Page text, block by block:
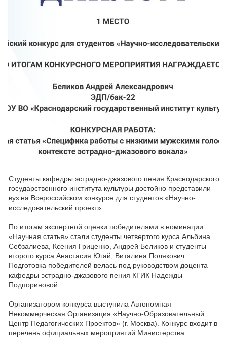
Студенты кафедры эстрадно-джазового пения Краснодарского
государственного института культуры достойно представили
вуз на Всероссийском конкурсе для студентов «Научно-
исследовательский проект».
По итогам экспертной оценки победителями в номинации
«Научная статья» стали студенты четвертого курса Альбина
Себзалиева, Ксения Гриценко, Андрей Беликов и студенты
второго курса Анастасия Югай, Виталина Полякович.
Подготовка победителей велась под руководством доцента
кафедры эстрадно-джазового пения КГИК Надежды
Подпориновой.
Организатором конкурса выступила Автономная
Некоммерческая Организация «Научно-Образовательный
Центр Педагогических Проектов» (г. Москва). Конкурс входит в
перечень официальных мероприятий Министерства